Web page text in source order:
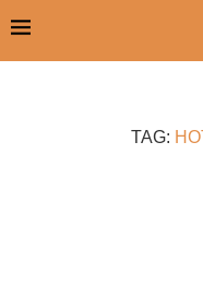
TAG: